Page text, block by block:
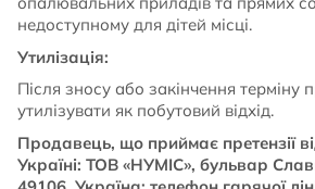
недоступному для дітей місці.
Утилізація:
Після зносу або закінчення терміну
утилізувати як побутовий відхід.
Продавець, що приймає претензії
Україні: ТОВ «НУМІС», бульвар